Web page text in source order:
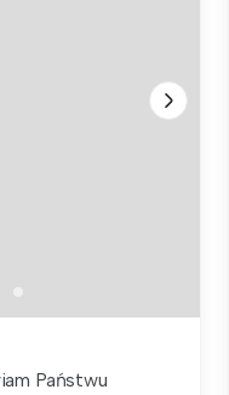
Państwu